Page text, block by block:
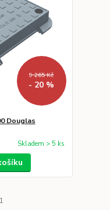
9 265 Kč
- 20 %
Douglas
Skladem > 5 ks